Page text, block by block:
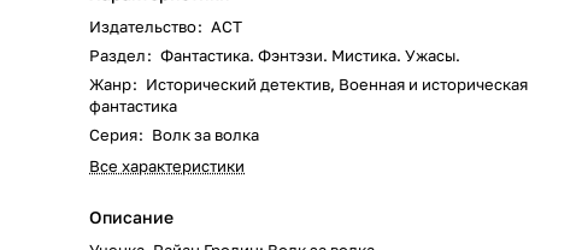
Издательство: АСТ
Раздел: Фантастика. Фэнтэзи. Мистика. Ужасы.
Жанр: Исторический детектив, Военная и историческая
фантастика
Серия: Волк за волка
Все характеристики
Описание